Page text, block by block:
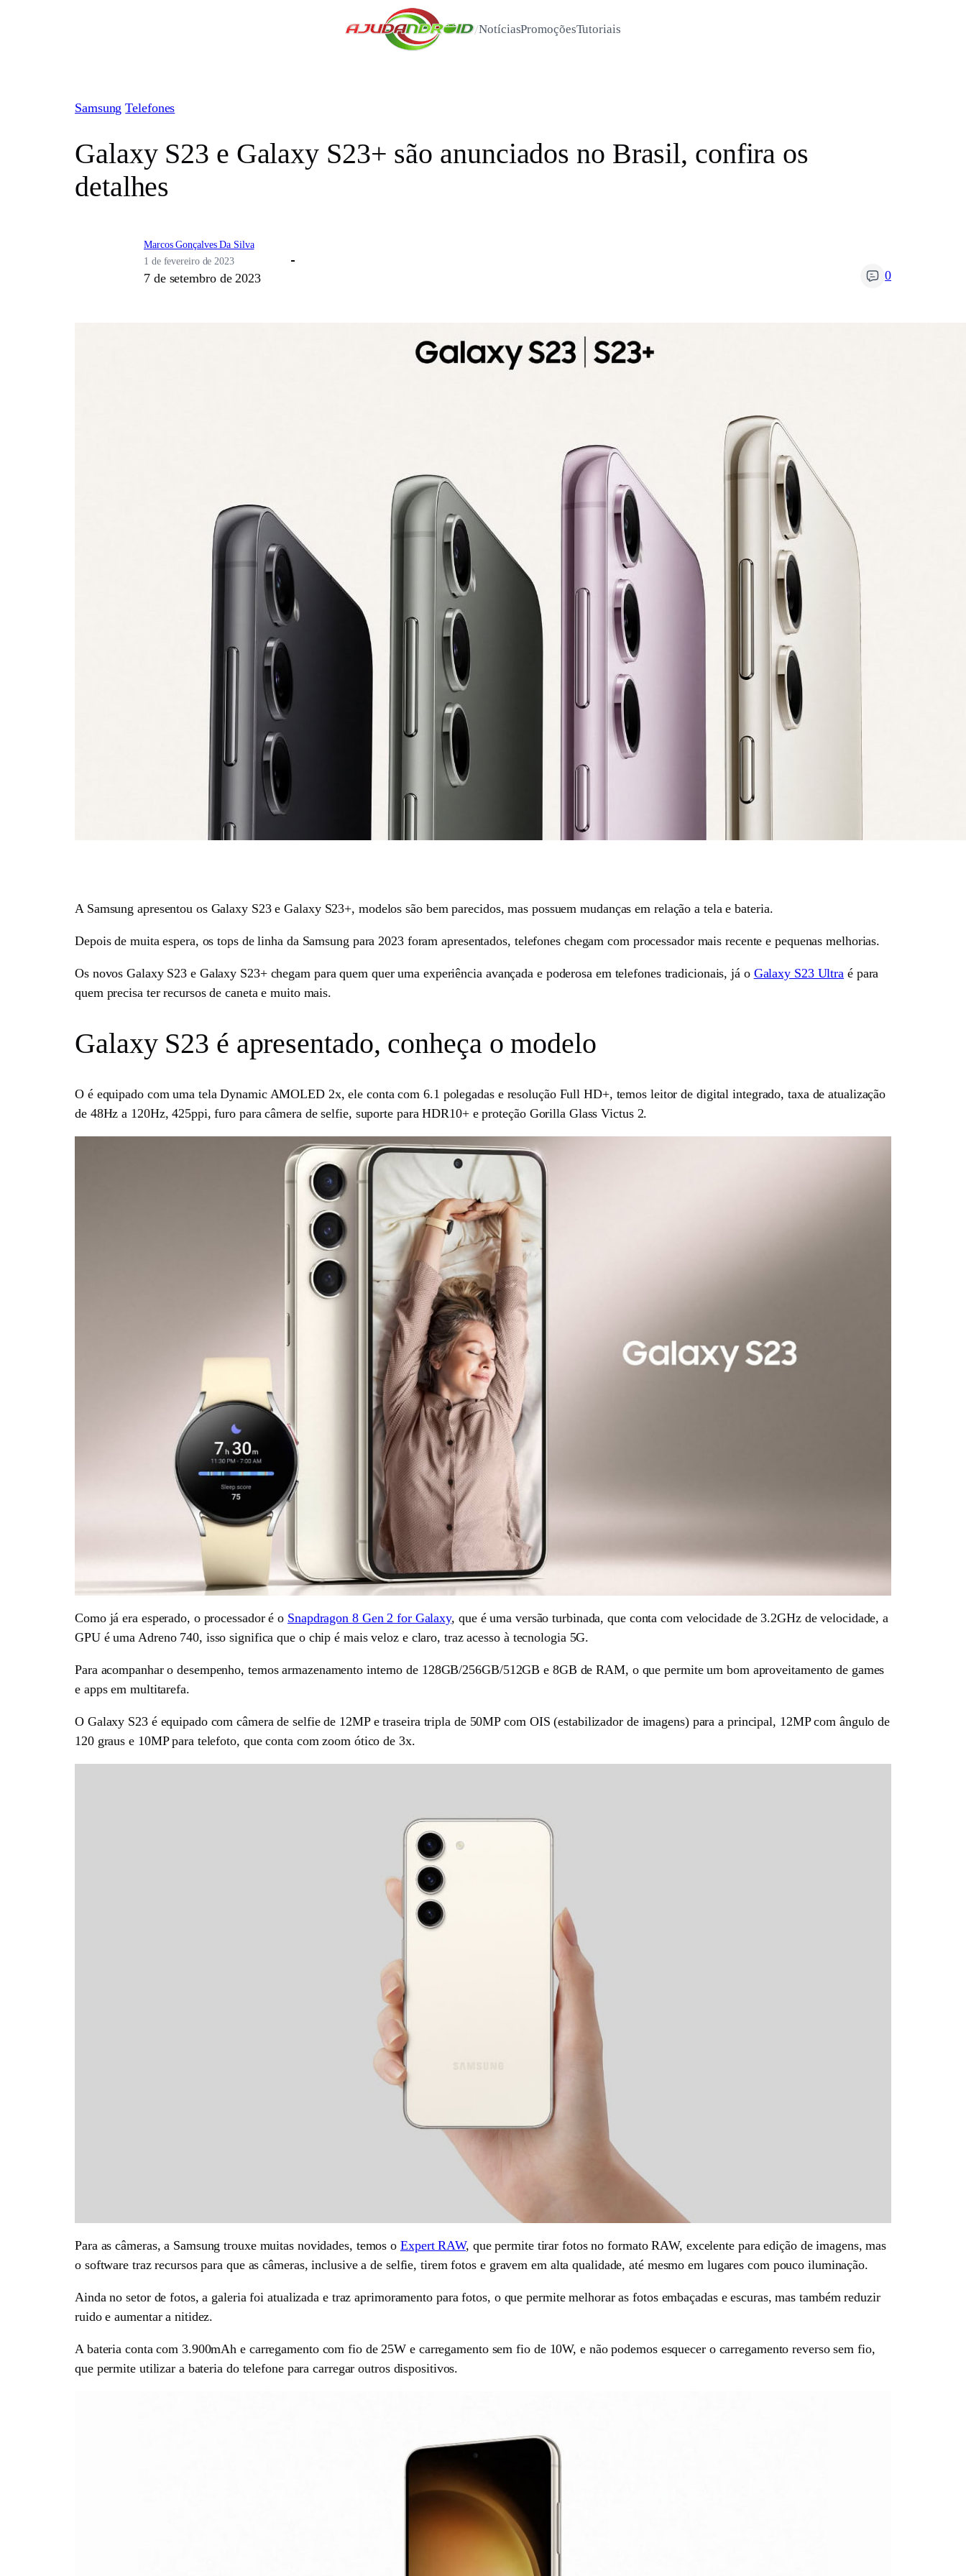
/NotíciasPromoçõesTutoriais
Samsung Telefones
Galaxy S23 e Galaxy S23+ são anunciados no Brasil, confira os
detalhes
Marcos Gonçalves Da Silva
1 de fevereiro de 2023
7 de setembro de 2023 0
A Samsung apresentou os Galaxy S23 e Galaxy S23+, modelos são bem parecidos, mas possuem mudanças em relação a tela e bateria.
Depois de muita espera, os tops de linha da Samsung para 2023 foram apresentados, telefones chegam com processador mais recente e pequenas melhorias.
Os novos Galaxy S23 e Galaxy S23+ chegam para quem quer uma experiência avançada e poderosa em telefones tradicionais, já o Galaxy S23 Ultra é para
quem precisa ter recursos de caneta e muito mais.
Galaxy S23 é apresentado, conheça o modelo
O é equipado com uma tela Dynamic AMOLED 2x, ele conta com 6.1 polegadas e resolução Full HD+, temos leitor de digital integrado, taxa de atualização
de 48Hz a 120Hz, 425ppi, furo para câmera de selfie, suporte para HDR10+ e proteção Gorilla Glass Victus 2.
Como já era esperado, o processador é o Snapdragon 8 Gen 2 for Galaxy, que é uma versão turbinada, que conta com velocidade de 3.2GHz de velocidade, a
GPU é uma Adreno 740, isso significa que o chip é mais veloz e claro, traz acesso à tecnologia 5G.
Para acompanhar o desempenho, temos armazenamento interno de 128GB/256GB/512GB e 8GB de RAM, o que permite um bom aproveitamento de games
e apps em multitarefa.
O Galaxy S23 é equipado com câmera de selfie de 12MP e traseira tripla de 50MP com OIS (estabilizador de imagens) para a principal, 12MP com ângulo de
120 graus e 10MP para telefoto, que conta com zoom ótico de 3x.
Para as câmeras, a Samsung trouxe muitas novidades, temos o Expert RAW, que permite tirar fotos no formato RAW, excelente para edição de imagens, mas
o software traz recursos para que as câmeras, inclusive a de selfie, tirem fotos e gravem em alta qualidade, até mesmo em lugares com pouco iluminação.
Ainda no setor de fotos, a galeria foi atualizada e traz aprimoramento para fotos, o que permite melhorar as fotos embaçadas e escuras, mas também reduzir
ruido e aumentar a nitidez.
A bateria conta com 3.900mAh e carregamento com fio de 25W e carregamento sem fio de 10W, e não podemos esquecer o carregamento reverso sem fio,
que permite utilizar a bateria do telefone para carregar outros dispositivos.